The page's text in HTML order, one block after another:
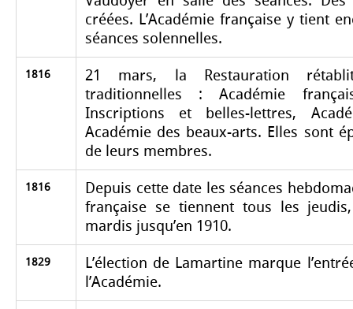
créées. L’Académie française y tient
séances solennelles.
1816
21 mars, la Restauration
traditionnelles : Académie
Inscriptions et belles-lettres,
Académie des beaux-arts. Elles sont
de leurs membres.
1816
Depuis cette date les séances
française se tiennent tous les
mardis jusqu’en 1910.
1829
L’élection de Lamartine marque
l’Académie.